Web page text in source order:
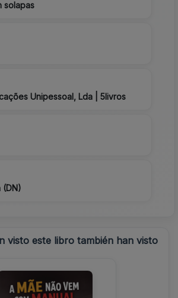
solapas
Unipessoal, Lda | 5livros
(DN)
visto este libro también han visto